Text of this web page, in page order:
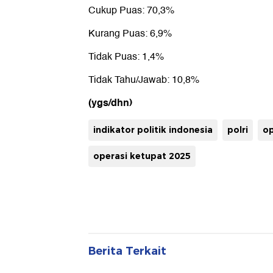
Cukup Puas: 70,3%
Kurang Puas: 6,9%
Tidak Puas: 1,4%
Tidak Tahu/Jawab: 10,8%
(ygs/dhn)
indikator politik indonesia polri
operasi ketupat 2025
Berita Terkait